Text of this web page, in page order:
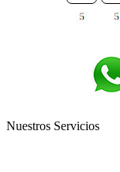
Nuestros Servicios